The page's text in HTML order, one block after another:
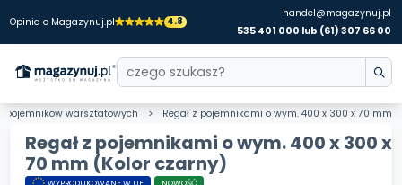
Opinia o Magazynuj.pl 4.8
handel@magazynuj.pl
535 401 000 lub (61) 307 66 00
pojemników warsztatowych Regał z pojemnikami o wym. 400 x 300 x 70 mm
Regał z pojemnikami o wym. 400 x 300 x
70 mm (Kolor czarny)